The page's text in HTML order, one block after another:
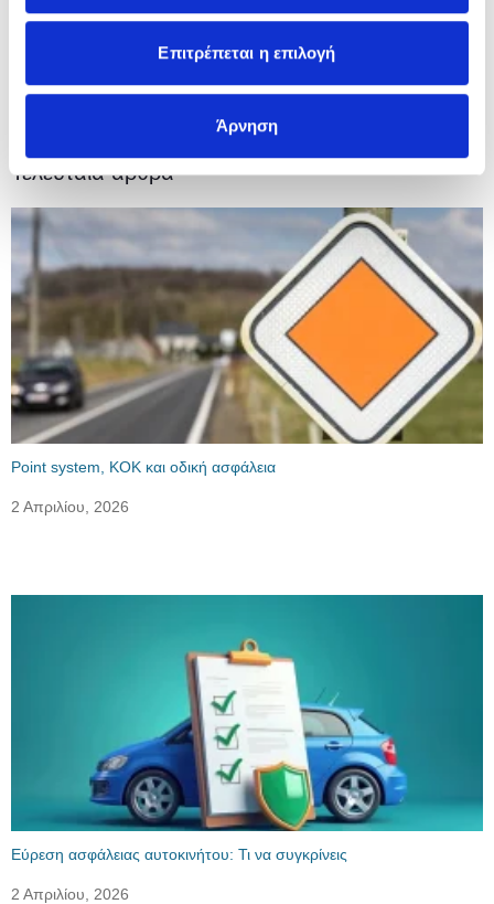
Επιτρέπεται η επιλογή
Άρνηση
Τελευταία άρθρα
Point system, ΚΟΚ και οδική ασφάλεια
2 Απριλίου, 2026
Εύρεση ασφάλειας αυτοκινήτου: Τι να συγκρίνεις
2 Απριλίου, 2026